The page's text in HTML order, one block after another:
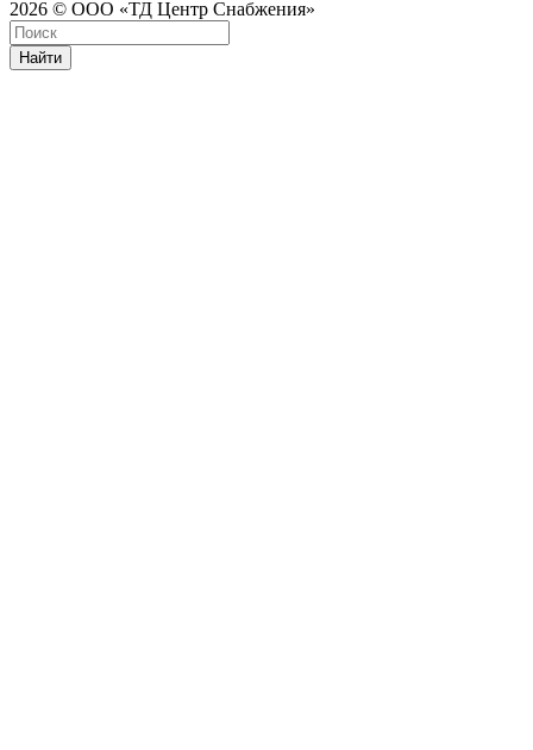
2026 © ООО «ТД Центр Снабжения»
Найти